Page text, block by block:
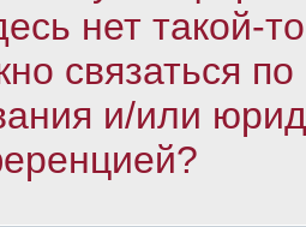
нет такой-
связаться по
и/или